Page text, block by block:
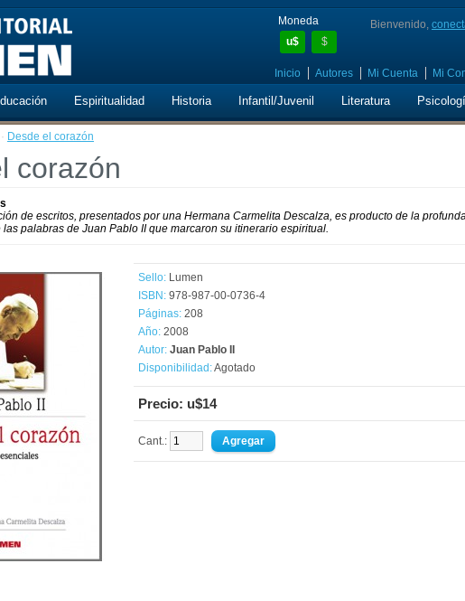
Moneda
u$
$
Bienvenido,
Inicio Autores Mi Cuenta Mi
Espiritualidad Historia Infantil/Juvenil Literatura
· Desde el corazón
corazón
de escritos, presentados por una Hermana Carmelita Descalza, es producto de la
palabras de Juan Pablo II que marcaron su itinerario espiritual.
Sello: Lumen
ISBN: 978-987-00-0736-4
Páginas: 208
Año: 2008
Autor: Juan Pablo II
Disponibilidad:Agotado
Precio: u$14
Cant.: